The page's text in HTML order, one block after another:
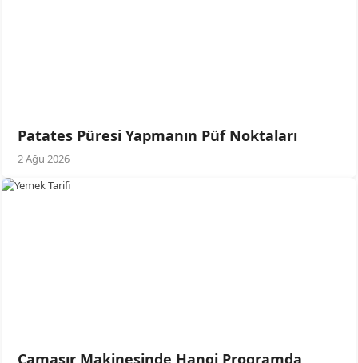
Patates Püresi Yapmanın Püf Noktaları
2 Ağu 2026
Çamaşır Makinesinde Hangi Programda